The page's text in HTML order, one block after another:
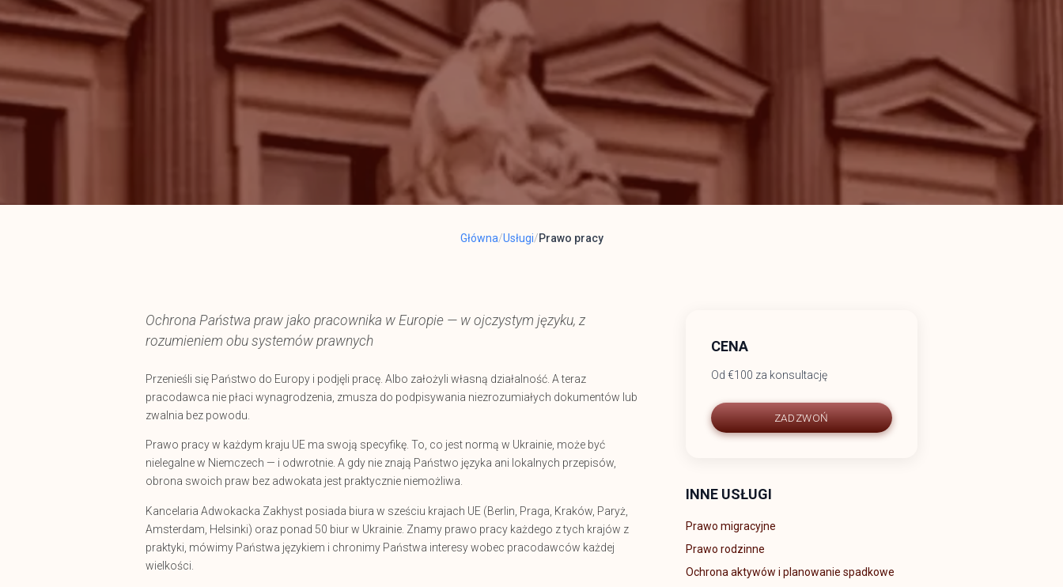
Główna/Usługi/Prawo pracy
Ochrona Państwa praw jako pracownika w Europie — w ojczystym języku, z
rozumieniem obu systemów prawnych
Przenieśli się Państwo do Europy i podjęli pracę. Albo założyli własną działalność. A teraz
pracodawca nie płaci wynagrodzenia, zmusza do podpisywania niezrozumiałych dokumentów lub
zwalnia bez powodu.
Prawo pracy w każdym kraju UE ma swoją specyfikę. To, co jest normą w Ukrainie, może być
nielegalne w Niemczech — i odwrotnie. A gdy nie znają Państwo języka ani lokalnych przepisów,
obrona swoich praw bez adwokata jest praktycznie niemożliwa.
Kancelaria Adwokacka Zakhyst posiada biura w sześciu krajach UE (Berlin, Praga, Kraków, Paryż,
Amsterdam, Helsinki) oraz ponad 50 biur w Ukrainie. Znamy prawo pracy każdego z tych krajów z
praktyki, mówimy Państwa językiem i chronimy Państwa interesy wobec pracodawców każdej
wielkości.
CENA
Od €100 za konsultację
ZADZWOŃ
INNE USŁUGI
Prawo migracyjne
Prawo rodzinne
Ochrona aktywów i planowanie spadkowe